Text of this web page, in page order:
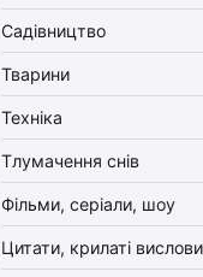
Садівництво
Тварини
Техніка
Тлумачення снів
Фільми, серіали, шоу
Цитати, крилаті